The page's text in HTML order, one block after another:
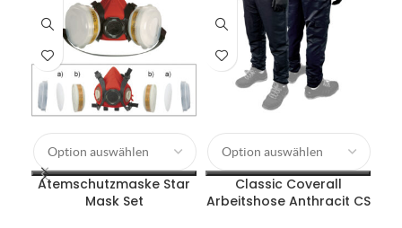
Atemschutzmaske Star
Mask Set
Classic Coverall
Arbeitshose Anthracit CS